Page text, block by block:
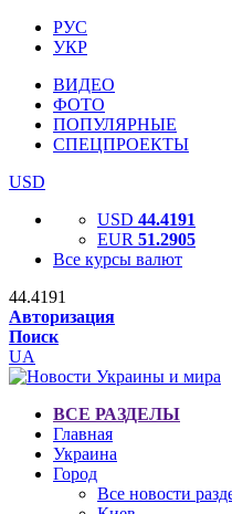
РУС
УКР
ВИДЕО
ФОТО
ПОПУЛЯРНЫЕ
СПЕЦПРОЕКТЫ
USD
USD 44.4191
EUR 51.2905
Все курсы валют
44.4191
Авторизация
Поиск
UA
ВСЕ РАЗДЕЛЫ
Главная
Украина
Город
Все новости